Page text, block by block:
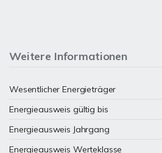
Weitere Informationen
Wesentlicher Energieträger
Energieausweis gültig bis
Energieausweis Jahrgang
Energieausweis Werteklasse